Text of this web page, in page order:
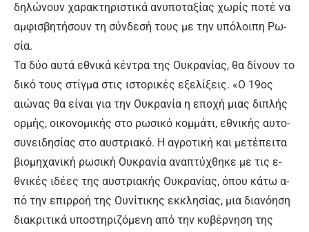
δη­λώ­νουν χα­ρα­κτη­ρι­στι­κά α­νυ­πο­τα­ξί­ας χω­ρίς πο­τέ να
αμ­φι­σβη­τή­σουν τη σύν­δε­σή τους με την υ­πό­λοι­πη Ρω­
σί­α.
Τα δύ­ο αυ­τά ε­θνι­κά κέ­ντρα της Ου­κρα­νί­ας, θα δί­νουν το
δι­κό τους στίγ­μα στις ι­στο­ρι­κές ε­ξε­λί­ξεις. «Ο 19ος
αιώ­νας θα εί­ναι για την Ου­κρα­νί­α η ε­πο­χή μιας δι­πλής
ορ­μής, οι­κο­νο­μι­κής στο ρω­σι­κό κομ­μά­τι, ε­θνι­κής αυ­το­
συ­νει­δη­σί­ας στο αυ­στρια­κό. Η α­γρο­τι­κή και με­τέ­πει­τα
βιο­μη­χα­νι­κή ρω­σι­κή Ου­κρα­νί­α α­να­πτύ­χθη­κε με τις ε­
θνι­κές ι­δέ­ες της αυ­στρια­κής Ου­κρα­νί­ας, ό­που κά­τω α­
πό την ε­πιρ­ρο­ή της Ου­νί­τι­κης εκ­κλη­σί­ας, μια δια­νό­η­ση
δια­κρι­τι­κά υ­πο­στη­ρι­ζό­με­νη α­πό την κυ­βέρ­νη­ση της